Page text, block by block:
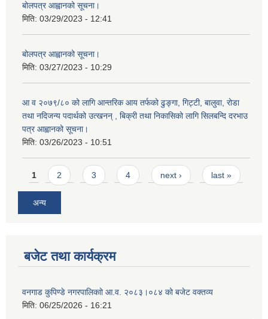
बोलपत्र आह्वानको सूचना।
मिति: 03/29/2023 - 12:41
बोलपत्र आह्वानको सूचना।
मिति: 03/27/2023 - 10:29
आ व २०७९/८० को लागि आन्तरिक आय तर्फको ढुङ्गा, गिट्टी, बालुवा, रोडा
तथा नदिजन्य पदार्थको उत्खनन् , बिक्री तथा निकासिको लागि सिलबन्दि दरभाउ
पत्र आह्वानको सूचना।
मिति: 03/26/2023 - 10:51
Pages
1 2 3 4 next › last »
अन्य
बजेट तथा कार्यक्रम
वनगाड कुपिण्डे नगरपालिकाो आ.व. २०८३।०८४ को बजेट वक्तव्य
मिति: 06/25/2026 - 16:21